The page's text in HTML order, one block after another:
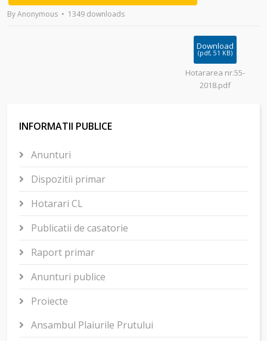
ByAnonymous 1349 downloads
Download
(pdf, 51 KB)
Hotararea nr.55-
2018.pdf
INFORMATII PUBLICE
Anunturi
Dispozitii primar
Hotarari CL
Publicatii de casatorie
Raport primar
Anunturi publice
Proiecte
Ansambul Plaiurile Prutului